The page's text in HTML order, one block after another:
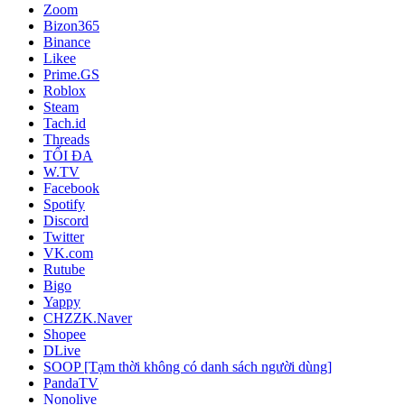
Zoom
Bizon365
Binance
Likee
Prime.GS
Roblox
Steam
Tach.id
Threads
TỐI ĐA
W.TV
Facebook
Spotify
Discord
Twitter
VK.com
Rutube
Bigo
Yappy
CHZZK.Naver
Shopee
DLive
SOOP [Tạm thời không có danh sách người dùng]
PandaTV
Nonolive